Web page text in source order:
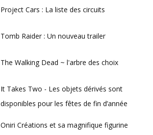
Project Cars : La liste des circuits
Tomb Raider : Un nouveau trailer
The Walking Dead ~ l'arbre des choix
It Takes Two - Les objets dérivés sont
disponibles pour les fêtes de fin d’année
Oniri Créations et sa magnifique figurine